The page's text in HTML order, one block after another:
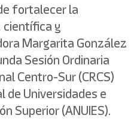
fortalecer la
científica y
Margarita González
Sesión Ordinaria
Centro-Sur (CRCS)
de Universidades e
Superior (ANUIES).